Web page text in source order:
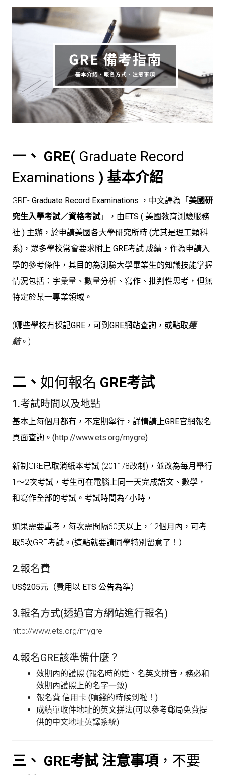
一、 GRE( Graduate Record
Examinations ) 基本介紹
GRE- Graduate Record Examinations ，中文譯為「 美國研
究生入學考試／資格考試」， 由ETS ( 美國教育測驗服務
社 ) 主辦，於申請美國各大學研究所時 (尤其是理工類科
系)，眾多學校常會要求附上 GRE考試 成績，作為申請入
學的參考條件，其目的為測驗大學畢業生的知識技能掌握
情況包括：字彙量、數量分析、寫作、批判性思考，但無
特定於某一專業領域。
(哪些學校有採記GRE，可到GRE網站查詢，或點取連
結。 )
二、 如何報名 GRE考試
1.考試時間以及地點
基本上每個月都有，不定期舉行，詳情請上GRE官網報名
頁面查詢。(http://www.ets.org/mygre)
新制GRE已取消紙本考試 (2011/8改制)，並改為每月舉行
1～2次考試，考生可在電腦上同一天完成語文、數學，
和寫作全部的考試。考試時間為4小時，
如果需要重考，每次需間隔60天以上，12個月內，可考
取5次GRE考試。(這點就要請同學特別留意了！）
2.報名費
US$205元（費用以 ETS 公告為準）
3.報名方式(透過官方網站進行報名)
http://www.ets.org/mygre
4.報名GRE該準備什麼？
效期內的護照 (報名時的姓、名英文拼音，務必和
效期內護照上的名字一致)
報名費 信用卡 (噴錢的時候到啦！)
成績單收件地址的英文拼法(可以參考郵局免費提
供的中文地址英譯系統)
三、 GRE考試 注意事項 ，不要